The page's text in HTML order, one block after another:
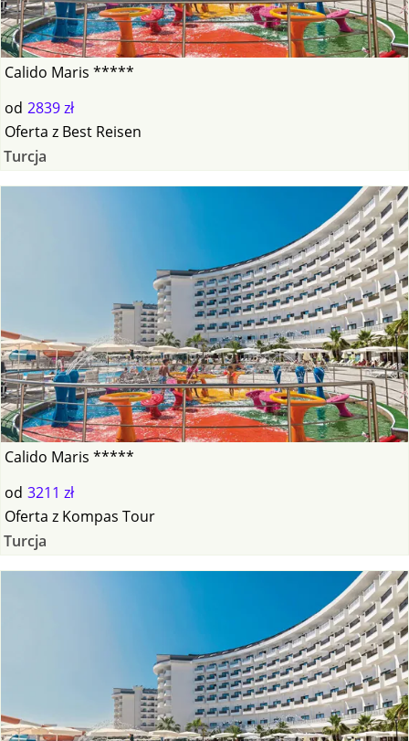
Calido Maris *****
od 2839 zł
Oferta z Best Reisen
Turcja
Calido Maris *****
od 3211 zł
Oferta z Kompas Tour
Turcja